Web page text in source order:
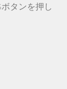
タンを押し